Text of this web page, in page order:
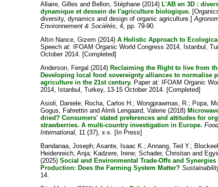
Allaire, Gilles and Bellon, Stéphane (2014) L'AB en 3D :
dynamique et dessein de l'agriculture biologique.
diversity, dynamics and design of organic agriculture.]
Environnement & Sociétés, 4, pp. 79-90.
Altın Nance, Gizem (2014)A Holistic Approach to
Speech at: IFOAM Organic World Congress 2014, Istanbul,
October 2014. [Completed]
Anderson, Fergal (2014) Reclaiming the Right to live from
Developing local food sovereignty alliances to normalise
agriculture in the 21st century. Paper at: IFOAM Organic
2014, Istanbul, Turkey, 13-15 October 2014. [Completed]
Asioli, Daniele; Rocha, Carlos H.;Wongprawmas, R.; Popa,
Gogus, Fahrettin andAlmli Lengaard, Valerie (2018)
dried? Consumers' stated preferences and attitudes for
strawberries. A multi-country investigation in Europe.
International, 11 (37), x-x. [In Press]
Bandanaa, Joseph;Asante, Isaac K.;Annang, Ted Y.;
Heidenreich, Anja; Kadzere, Irene;Schader, Christian and
(2025)Social and Environmental Trade-Offs and
Production: Does the Farming System Matter?
14.